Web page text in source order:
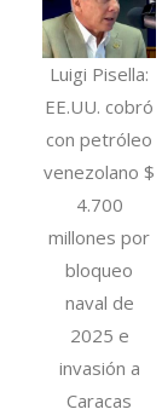
Luigi Pisella:
EE.UU. cobró
con petróleo
venezolano $
4.700
millones por
bloqueo
naval de
2025 e
invasión a
Caracas